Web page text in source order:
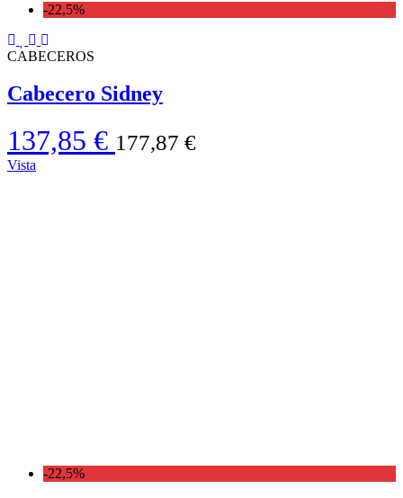
-22,5%
CABECEROS
Cabecero Sidney
137,85 € 177,87 €
Vista
-22,5%